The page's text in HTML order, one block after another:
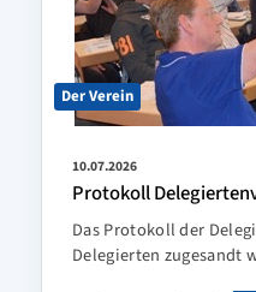
Der Verein
10.07.2026
Protokoll
Das Protokoll der
Delegierten zugesandt